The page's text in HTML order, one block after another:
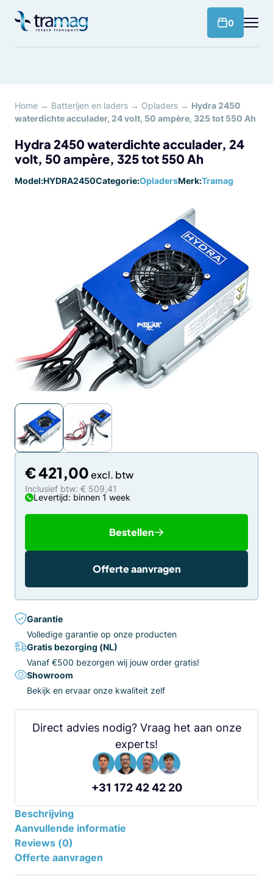
naar
0
Home → Batterijen en laders → Opladers → Hydra 2450
waterdichte acculader, 24 volt, 50 ampère, 325 tot 550 Ah
Hydra 2450 waterdichte acculader, 24
volt, 50 ampère, 325 tot 550 Ah
Model:HYDRA2450Categorie:OpladersMerk:Tramag
€421,00
Inclusief btw: € 509,41
Levertijd: binnen 1 week
Bestellen
Offerte aanvragen
Garantie
Volledige garantie op onze producten
Gratis bezorging (NL)
Vanaf €500 bezorgen wij jouw order gratis!
Showroom
Bekijk en ervaar onze kwaliteit zelf
Direct advies nodig? Vraag het aan onze
experts!
+31 172 42 42 20
Beschrijving
Aanvullende informatie
Reviews (0)
Offerte aanvragen